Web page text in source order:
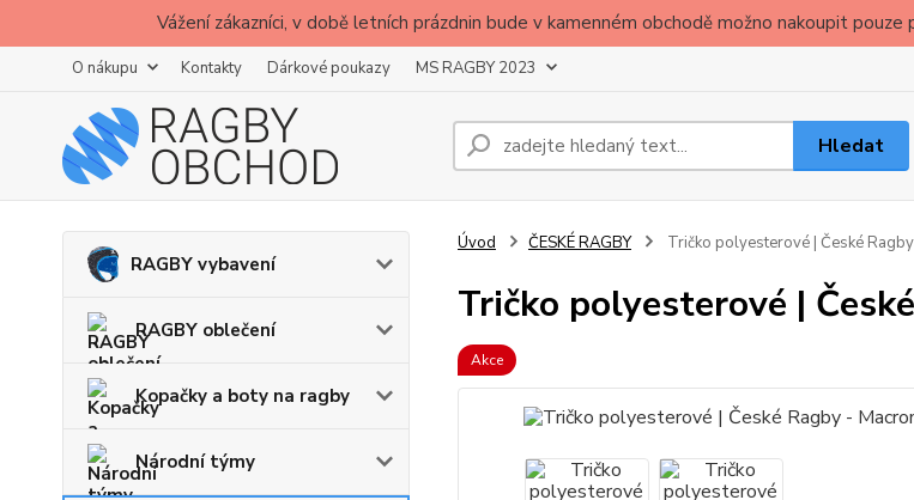
Vážení zákazníci, v době letních prázdnin bude v kamenném obchodě možno nakoupit
O nákupu Kontakty Dárkové poukazy MS RAGBY 2023
Hledat
RAGBY vybavení
RAGBY oblečení
Kopačky a boty na ragby
Národní týmy
Úvod ČESKÉ RAGBY Tričko polyesterové | České
Tričko polyesterové |
Akce